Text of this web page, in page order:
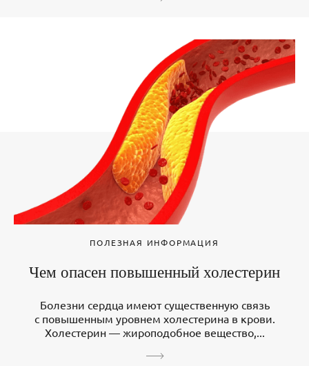
ПОЛЕЗНАЯ ИНФОРМАЦИЯ
Чем опасен повышенный холестерин
Болезни сердца имеют существенную связь
с повышенным уровнем холестерина в крови.
Холестерин — жироподобное вещество,...